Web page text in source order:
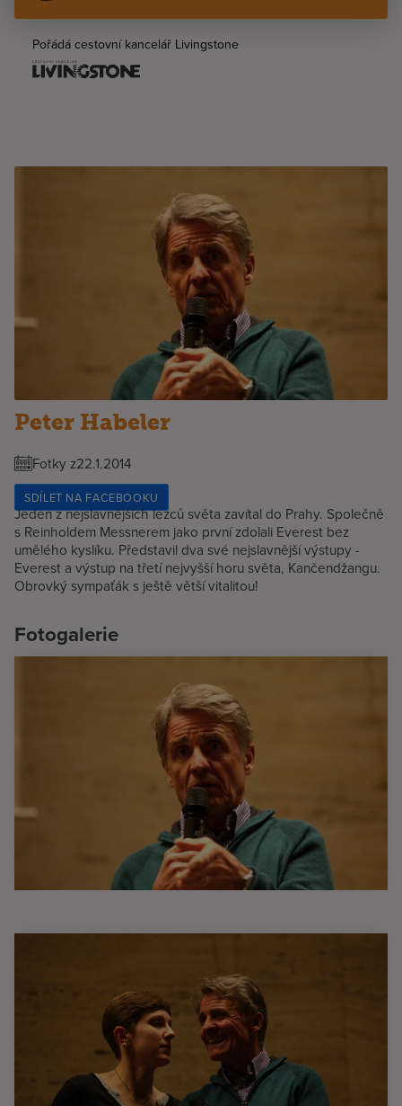
Pořádá cestovní kancelář Livingstone
Peter Habeler
Fotky z22.1.2014
SDÍLET NA FACEBOOKU
Jeden z nejslavnějších lezců světa zavítal do Prahy. Společně
s Reinholdem Messnerem jako první zdolali Everest bez
umělého kyslíku. Představil dva své nejslavnější výstupy -
Everest a výstup na třetí nejvyšší horu světa, Kančendžangu.
Obrovký sympaťák s ještě větší vitalitou!
Fotogalerie